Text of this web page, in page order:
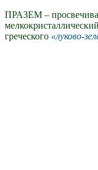
ПРАЗЕМ –
греческого
луково-